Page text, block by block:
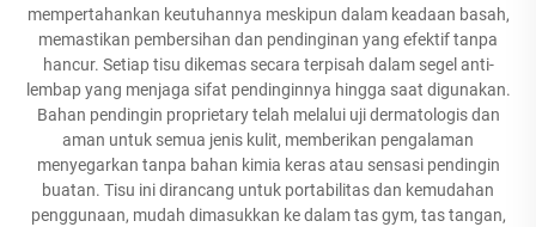
mempertahankan keutuhannya meskipun dalam keadaan basah,
memastikan pembersihan dan pendinginan yang efektif tanpa
hancur. Setiap tisu dikemas secara terpisah dalam segel anti-
lembap yang menjaga sifat pendinginnya hingga saat digunakan.
Bahan pendingin proprietary telah melalui uji dermatologis dan
aman untuk semua jenis kulit, memberikan pengalaman
menyegarkan tanpa bahan kimia keras atau sensasi pendingin
buatan. Tisu ini dirancang untuk portabilitas dan kemudahan
penggunaan, mudah dimasukkan ke dalam tas gym, tas tangan,